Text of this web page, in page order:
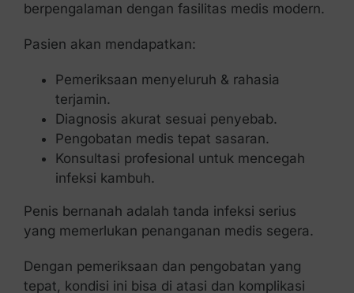
berpengalaman dengan fasilitas medis modern.
Pasien akan mendapatkan:
Pemeriksaan menyeluruh & rahasia
terjamin.
Diagnosis akurat sesuai penyebab.
Pengobatan medis tepat sasaran.
Konsultasi profesional untuk mencegah
infeksi kambuh.
Penis bernanah adalah tanda infeksi serius
yang memerlukan penanganan medis segera.
Dengan pemeriksaan dan pengobatan yang
tepat, kondisi ini bisa di atasi dan komplikasi